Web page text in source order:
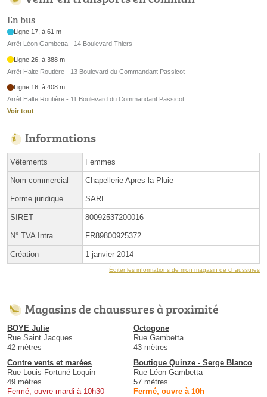
En bus
Ligne 17, à 61 m
Arrêt Léon Gambetta - 14 Boulevard Thiers
Ligne 26, à 388 m
Arrêt Halte Routière - 13 Boulevard du Commandant Passicot
Ligne 16, à 408 m
Arrêt Halte Routière - 11 Boulevard du Commandant Passicot
Voir tout
Informations
Vêtements Femmes
Nom commercial Chapellerie Apres la Pluie
Forme juridique SARL
SIRET 80092537200016
N° TVA Intra. FR89800925372
Création 1 janvier 2014
Éditer les informations de mon magasin de chaussures
Magasins de chaussures à proximité
BOYE Julie
Rue Saint Jacques
42 mètres
Octogone
Rue Gambetta
43 mètres
Contre vents et marées
Rue Louis-Fortuné Loquin
49 mètres
Fermé, ouvre mardi à 10h30
Boutique Quinze - Serge Blanco
Rue Léon Gambetta
57 mètres
Fermé, ouvre à 10h